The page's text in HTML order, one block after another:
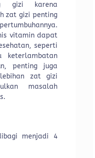
gizi karena
zat gizi penting
vitamin dapat
seperti
keterlambatan
penting juga
zat gizi
masalah
menjadi 4